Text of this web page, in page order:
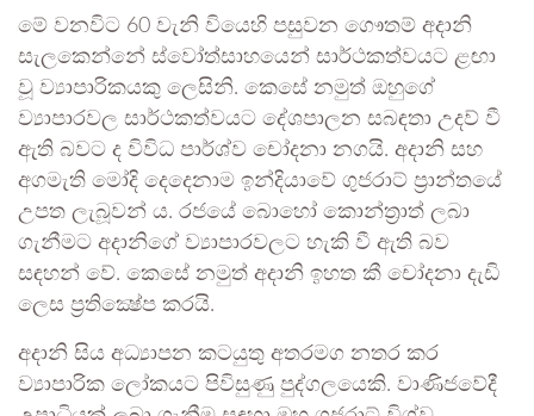
මේ වනවිට 60 වැනි වියෙහි පසුවන ගෞතම් අදානි
සැලකෙන්නේ ස්වෝත්සාහයෙන් සාර්ථකත්වයට ළඟා
වූ ව්‍යාපාරිකයකු ලෙසිනි. කෙසේ නමුත් ඔහුගේ
ව්‍යාපාරවල සාර්ථකත්වයට දේශපාලන සබඳතා උදව් වී
ඇති බවට ද විවිධ පාර්ශ්ව චෝදනා නගයි. අදානි සහ
අගමැති මෝදි දෙදෙනාම ඉන්දියාවේ ගුජරාට් ප්‍රාන්තයේ
උපත ලැබූවන් ය. රජයේ බොහෝ කොන්ත්‍රාත් ලබා
ගැනීමට අදානිගේ ව්‍යාපාරවලට හැකි වී ඇති බව
සඳහන් වේ. කෙසේ නමුත් අදානි ඉහත කී චෝදනා දැඩි
ලෙස ප්‍රතික්‍ෂේප කරයි.
අදානි සිය අධ්‍යාපන කටයුතු අතරමග නතර කර
ව්‍යාපාරික ලෝකයට පිවිසුණු පුද්ගලයෙකි. වාණිජවේදී